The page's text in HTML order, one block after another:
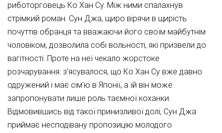
риботорговець Ко Хан Су. Між ними спалахнув
стрімкий роман. Сун Джа, щиро вірячи в щирість
почуттів обранця та вважаючи його своїм майбутнім
чоловіком, дозволила собі вольності, які призвели до
вагітності. Проте на неї чекало жорстоке
розчарування: з’ясувалося, що Ко Хан Су вже давно
одружений і має сім'ю в Японії, а їй він може
запропонувати лише роль таємної коханки.
Відмовившись від такої принизливої долі, Сун Джа
приймає несподівану пропозицію молодого